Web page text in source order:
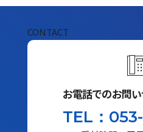
CONTACT
お電話でのお問
TEL：